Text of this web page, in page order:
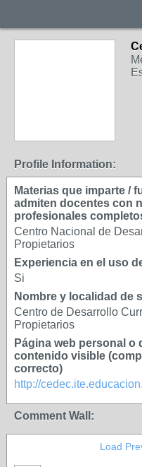
Profile Information:
Materias que imparte /
admiten docentes con
profesionales
Centro Nacional de
Propietarios
Experiencia en el uso
Si
Nombre y localidad de
Centro de Desarrollo
Propietarios
Página web personal
contenido visible
correcto)
http://
Comment Wall:
Load